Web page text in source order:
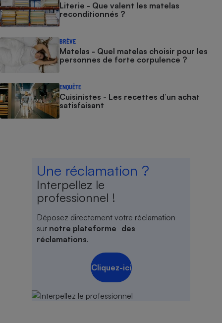
Literie - Que valent les matelas
reconditionnés ?
BRÈVE
Matelas - Quel matelas choisir pour les
personnes de forte corpulence ?
ENQUÊTE
Cuisinistes - Les recettes d’un achat
satisfaisant
Une réclamation ?
Interpellez le
professionnel !
Déposez directement votre réclamation
sur notre plateforme des
réclamations.
Cliquez-ici